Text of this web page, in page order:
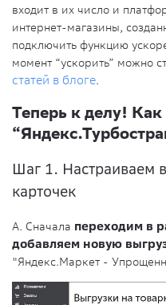
входит в их число и
интернет-магазины,
подключить функцию
момент “ускорить” можно
статей в блоге.
Теперь к делу! Как
Шаг 1. Настраиваем
карточек
А. Сначала переходим в
добавляем новую
"Яндекс.Маркет -